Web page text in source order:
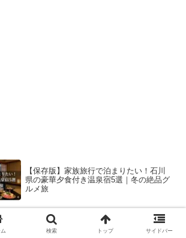
【保存版】家族旅行で泊まりたい！石川
県の豪華夕食付き温泉宿5選｜冬の絶品グ
ルメ旅
で本当においしい宿5
旬魚を味わう大人
検索 トップ サイドバー